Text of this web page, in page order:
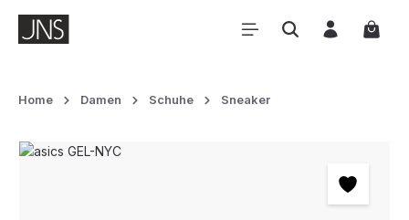
Zum Hauptinhalt springen
Home Damen Schuhe Sneaker
Bildergalerie überspringen